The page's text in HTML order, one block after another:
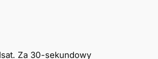
Za 30-sekundowy